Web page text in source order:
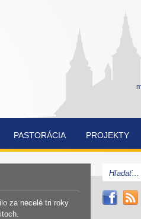
PASTORÁCIA PROJEKTY
CUKRÁRENSKÁ
PEKÁRENSKÁ
SÚŤAŽ
za necelé tri roky